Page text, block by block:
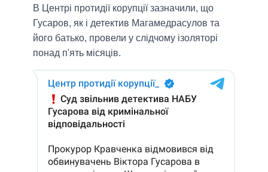
В Центрі протидії корупції зазначили, що
Гусаров, як і детектив Магамедрасулов та
його батько, провели у слідчому ізоляторі
понад п'ять місяців.